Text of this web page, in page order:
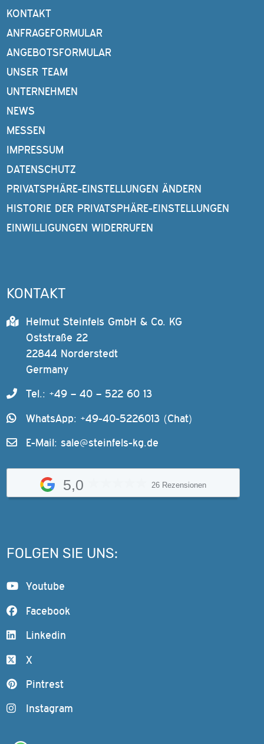
KONTAKT
ANFRAGEFORMULAR
ANGEBOTSFORMULAR
UNSER TEAM
UNTERNEHMEN
NEWS
MESSEN
IMPRESSUM
DATENSCHUTZ
PRIVATSPHÄRE-EINSTELLUNGEN ÄNDERN
HISTORIE DER PRIVATSPHÄRE-EINSTELLUNGEN
EINWILLIGUNGEN WIDERRUFEN
KONTAKT
Helmut Steinfels GmbH & Co. KG
Oststraße 22
22844 Norderstedt
Germany
Tel.: +49 – 40 – 522 60 13
WhatsApp: +49-40-5226013 (Chat)
E-Mail: sale@steinfels-kg.de
5,0 26 Rezensionen
FOLGEN SIE UNS:
Youtube
Facebook
Linkedin
X
Pintrest
Instagram